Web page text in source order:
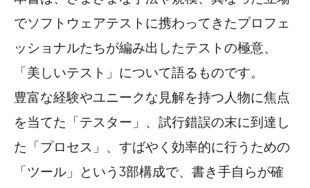
でソフトウェアテストに携わってきたプロフェ
ッショナルたちが編み出したテストの極意、
「美しいテスト」について語るものです。
豊富な経験やユニークな見解を持つ人物に焦点
を当てた「テスター」、試行錯誤の末に到達し
た「プロセス」、すばやく効率的に行うための
「ツール」という3部構成で、書き手自らが確